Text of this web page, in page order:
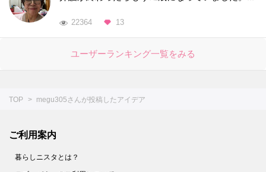
22364 13
ユーザーランキング一覧をみる
TOP megu305さんが投稿したアイデア
ご利用案内
暮らしニスタとは？